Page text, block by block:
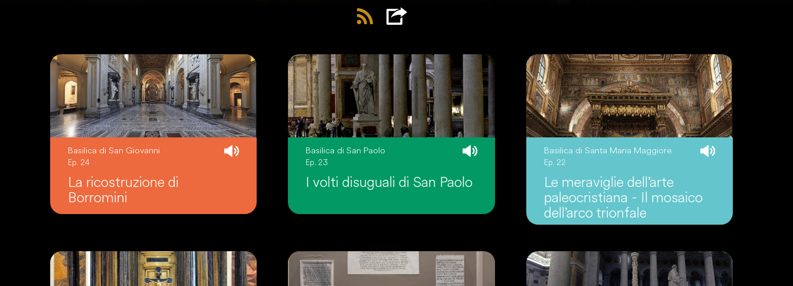
Basilica di San Giovanni
Ep. 24
La ricostruzione di
Borromini
Basilica di San Paolo
Ep. 23
I volti disuguali di San Paolo
Basilica di Santa Maria Maggiore
Ep. 22
Le meraviglie dell’arte
paleocristiana - Il mosaico
dell’arco trionfale